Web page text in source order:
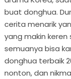
buat donghua.
cerita menarik
yang makin
semuanya bisa
donghua terbaik
nonton, dan